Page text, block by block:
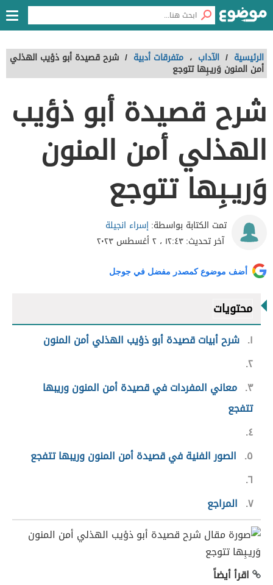
الرئيسية / الآداب ، متفرقات أدبية / شرح قصيدة أبو ذؤيب الهذلي
أمن المنون وَريـبِها تتوجع
شرح قصيدة أبو ذؤيب
الهذلي أمن المنون
وَريـبِها تتوجع
تمت الكتابة بواسطة:إسراء انجيلة
آخر تحديث:١٢:٤٣ ، ٢ أغسطس ٢٠٢٣
أضف موضوع كمصدر مفضل في جوجل
محتويات
١ شرح أبيات قصيدة أبو ذؤيب الهذلي أمن المنون
٢
٣ معاني المفردات في قصيدة أمن المنون وريبها
تتفجع
٤
٥
الصور الفنية في قصيدة أمن المنون وريبها تتفجع
٦
٧ المراجع
اقرأ أيضاً